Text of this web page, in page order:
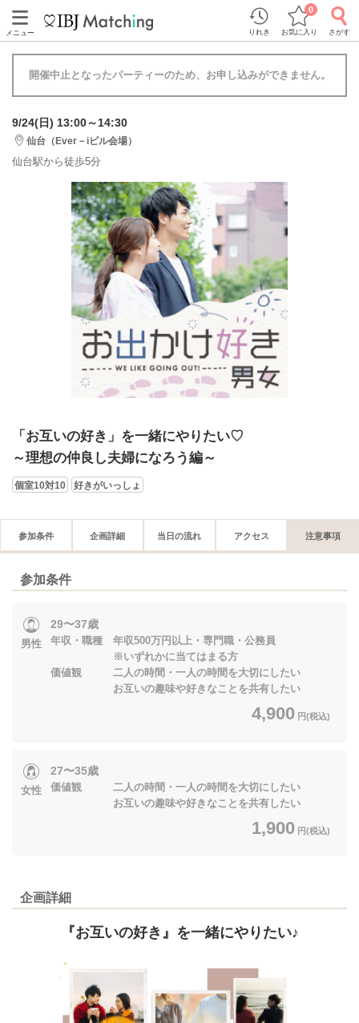
メニュー りれき お気に入り
0
さがす
開催中止となったパーティーのため、お申し込みができません。
9/24(日) 13:00～14:30
仙台（Ever－iビル会場）
仙台駅から徒歩5分
「お互いの好き」を一緒にやりたい♡
～理想の仲良し夫婦になろう編～
個室10対10 好きがいっしょ
参加条件 企画詳細 当日の流れ アクセス 注意事項
参加条件
男性
29〜37歳
年収・職種 年収500万円以上・専門職・公務員
※いずれかに当てはまる方
価値観 二人の時間・一人の時間を大切にしたい
お互いの趣味や好きなことを共有したい
4,900 円(税込)
女性
27〜35歳
価値観 二人の時間・一人の時間を大切にしたい
お互いの趣味や好きなことを共有したい
1,900 円(税込)
企画詳細
『お互いの好き』を一緒にやりたい♪